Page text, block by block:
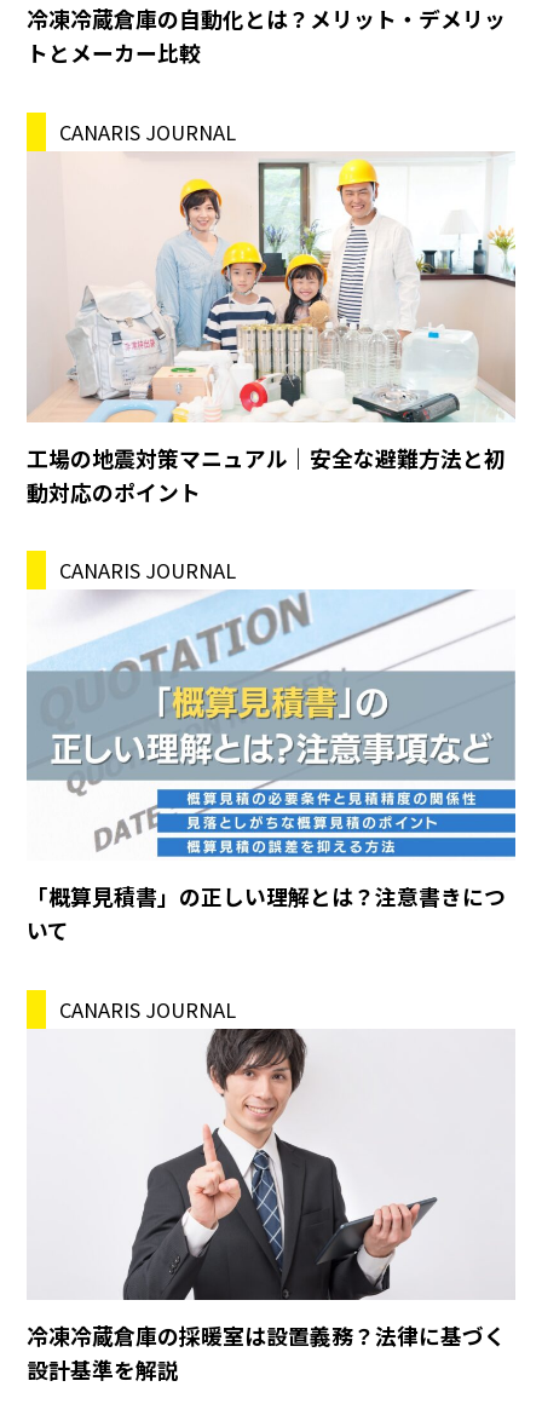
冷凍冷蔵倉庫の自動化とは？メリット・デメリッ
トとメーカー比較
CANARIS JOURNAL
工場の地震対策マニュアル｜安全な避難方法と初
動対応のポイント
CANARIS JOURNAL
「概算見積書」の正しい理解とは？注意書きにつ
いて
CANARIS JOURNAL
冷凍冷蔵倉庫の採暖室は設置義務？法律に基づく
設計基準を解説